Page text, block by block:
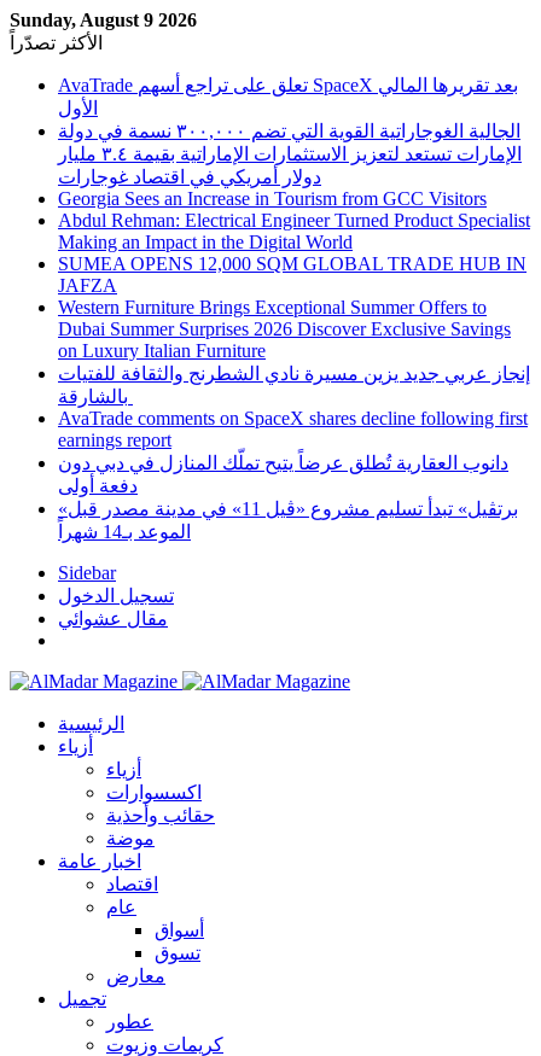
Sunday, August 9 2026
الأكثر تصدّراً
AvaTrade تعلق على تراجع أسهم SpaceX بعد تقريرها المالي
الأول
الجالية الغوجاراتية القوية التي تضم ٣٠٠,٠٠٠ نسمة في دولة
الإمارات تستعد لتعزيز الاستثمارات الإماراتية بقيمة ٣.٤ مليار
دولار أمريكي في اقتصاد غوجارات
Georgia Sees an Increase in Tourism from GCC Visitors
Abdul Rehman: Electrical Engineer Turned Product Specialist
Making an Impact in the Digital World
SUMEA OPENS 12,000 SQM GLOBAL TRADE HUB IN
JAFZA
Western Furniture Brings Exceptional Summer Offers to
Dubai Summer Surprises 2026 Discover Exclusive Savings
on Luxury Italian Furniture
إنجاز عربي جديد يزين مسيرة نادي الشطرنج والثقافة للفتيات
AvaTrade comments on SpaceX shares decline following first
earnings report
دانوب العقارية تُطلق عرضاً يتيح تملّك المنازل في دبي دون
دفعة أولى
«برتڤيل» تبدأ تسليم مشروع «ڤيل 11» في مدينة مصدر قبل
الموعد بـ14 شهراً
Sidebar
تسجيل الدخول
مقال عشوائي
الرئيسية
أزياء
أزياء
اكسسوارات
حقائب وأحذية
موضة
اخبار عامة
اقتصاد
عام
أسواق
تسوق
معارض
تجميل
عطور
كريمات وزيوت